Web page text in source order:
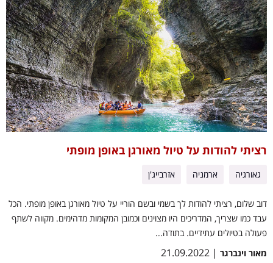
רציתי להודות על טיול מאורגן באופן מופתי
גאורגיה ארמניה אזרבייג'ן
דוב שלום, רציתי להודות לך בשמי ובשם הוריי על טיול מאורגן באופן מופתי. הכל
עבד כמו שצריך, המדריכים היו מצוינים וכמובן המקומות מדהימים. מקווה לשתף
פעולה בטיולים עתידיים. בתודה...
מאור וינברגר | 21.09.2022